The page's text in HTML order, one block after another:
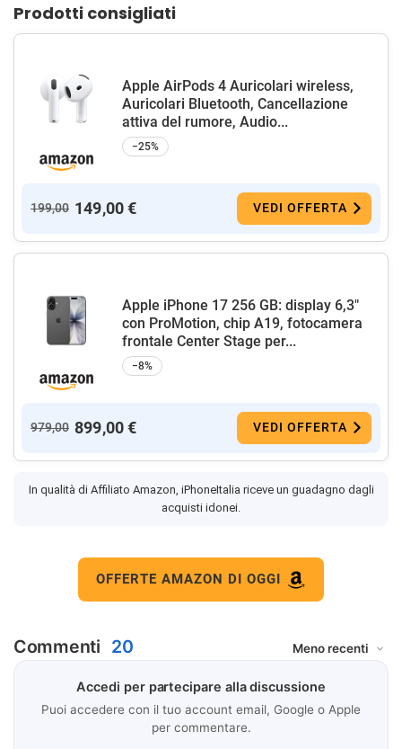
Prodotti consigliati
Apple AirPods 4 Auricolari wireless,
Auricolari Bluetooth, Cancellazione
attiva del rumore, Audio...
−25%
199,00 149,00 € VEDI OFFERTA
Apple iPhone 17 256 GB: display 6,3"
con ProMotion, chip A19, fotocamera
frontale Center Stage per...
−8%
979,00 899,00 € VEDI OFFERTA
In qualità di Affiliato Amazon, iPhoneItalia riceve un guadagno dagli
acquisti idonei.
OFFERTE AMAZON DI OGGI
Commenti 20
Accedi per partecipare alla discussione
Puoi accedere con il tuo account email, Google o Apple
per commentare.